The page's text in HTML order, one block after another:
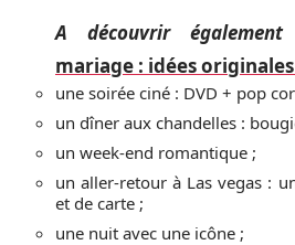
A découvrir
mariage : idées
une soirée ciné : DVD + pop
un dîner aux chandelles :
un week-end romantique ;
un aller-retour à Las vegas :
et de carte ;
une nuit avec une icône ;